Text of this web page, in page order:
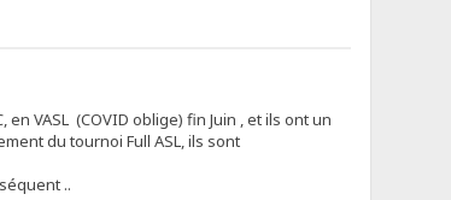
VASL (COVID oblige) fin Juin , et ils ont un
du tournoi Full ASL, ils sont
..